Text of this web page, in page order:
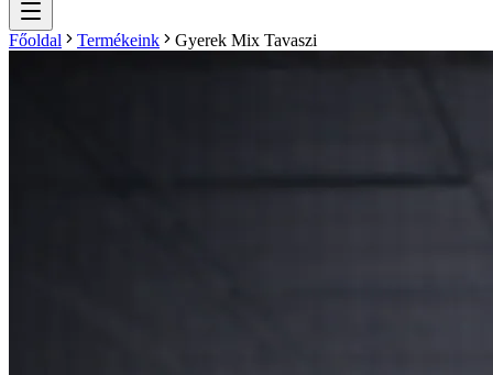
Főoldal Termékeink Gyerek Mix Tavaszi